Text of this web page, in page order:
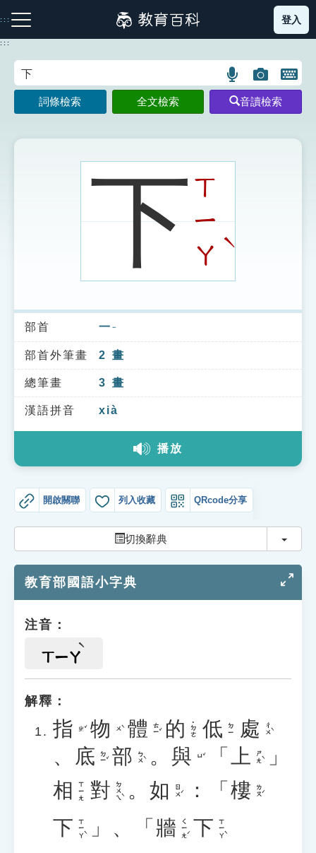
到
主
:::
注音索引圖示 筆畫索引圖示 部首索引表圖示
索引選單
知識索引
單字索引
生命大百科索引
教學應用
貓頭鷹博士
登入
:::
語
言
搜
示
圖
片
搜
開
鍵
圖
詞條檢索 全文檢索 音讀檢索
下ㄒ
ㄧ
ㄚ
ˋ
部首 一 ㄧ
部首外筆畫 2 畫
總筆畫 3 畫
漢語拼音 xià
播放
開啟關聯 列入收藏 QRcode分享
切換辭典 切換
教育部國語小字典
注音：
ㄒㄧㄚ
解釋：
指 ㄓˇ 物 ㄨˋ 體 ㄊㄧˇ 的 ˙ㄉㄜ 低 ㄉㄧ 處 ㄔㄨˋ
、 底 ㄉㄧˇ 部 ㄅㄨˋ 。 與 ㄩˇ 「 上 ㄕㄤˋ
」
相 ㄒㄧㄤ 對 ㄉㄨㄟˋ 。 如 ㄖㄨˊ ：「 樓 ㄌㄡˊ
下 ㄒㄧㄚˋ 」、「 牆 ㄑㄧㄤˊ 下 ㄒㄧㄚˋ